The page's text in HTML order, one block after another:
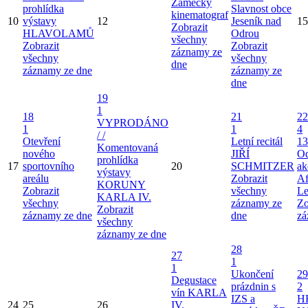
10
prohlídka
výstavy
HLAVOLAMŮ
Zobrazit
všechny
záznamy ze dne
12
Zámecký
kinematograf
Zobrazit
všechny
záznamy ze
dne
Slavnost obce
Jeseník nad
Odrou
Zobrazit
všechny
záznamy ze
dne
15
17
18
1
Otevření
nového
sportovního
areálu
Zobrazit
všechny
záznamy ze dne
19
1
VYPRODÁNO
/ /
Komentovaná
prohlídka
výstavy
KORUNY
KARLA IV.
Zobrazit
všechny
záznamy ze dne
20
21
1
Letní recitál
JIŘÍ
SCHMITZER
Zobrazit
všechny
záznamy ze
dne
22
4
24 25 26
27
1
Degustace
vín KARLA
IV.
28
1
Ukončení
prázdnin s
IZS a
29
2